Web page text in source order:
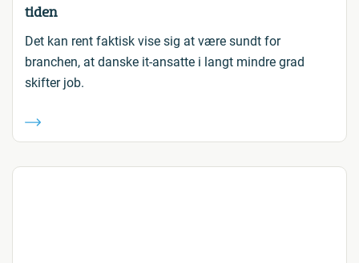
tiden
Det kan rent faktisk vise sig at være sundt for
branchen, at danske it-ansatte i langt mindre grad
skifter job.